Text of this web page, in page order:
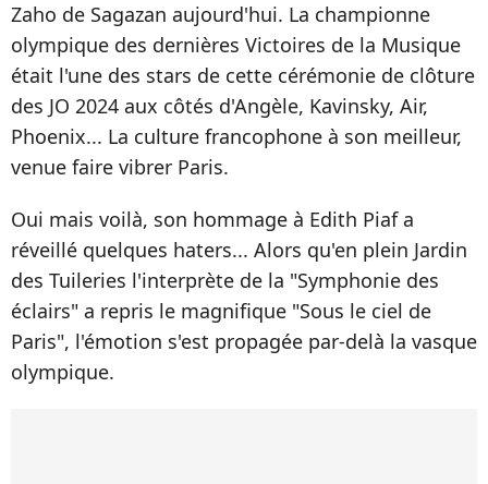
Zaho de Sagazan aujourd'hui. La championne
olympique des dernières Victoires de la Musique
était l'une des stars de cette cérémonie de clôture
des JO 2024 aux côtés d'Angèle, Kavinsky, Air,
Phoenix... La culture francophone à son meilleur,
venue faire vibrer Paris.
Oui mais voilà, son hommage à Edith Piaf a
réveillé quelques haters... Alors qu'en plein Jardin
des Tuileries l'interprète de la "Symphonie des
éclairs" a repris le magnifique "Sous le ciel de
Paris", l'émotion s'est propagée par-delà la vasque
olympique.